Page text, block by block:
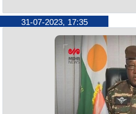
müzakirə
çərçivəsində Türkiyə
tərəfindən
Bu barədə Azərbaycan
Görüşdə ölkələr arasında ikitərəfli və
dünyada baş verən hadisələr
31-07-2023, 17:35